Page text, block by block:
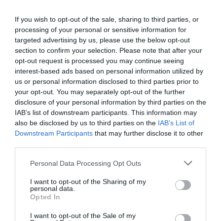
If you wish to opt-out of the sale, sharing to third parties, or
processing of your personal or sensitive information for
targeted advertising by us, please use the below opt-out
section to confirm your selection. Please note that after your
opt-out request is processed you may continue seeing
interest-based ads based on personal information utilized by
us or personal information disclosed to third parties prior to
your opt-out. You may separately opt-out of the further
disclosure of your personal information by third parties on the
IAB’s list of downstream participants. This information may
also be disclosed by us to third parties on the IAB’s List of
Downstream Participants that may further disclose it to other
Personal Data Processing Opt Outs
I want to opt-out of the Sharing of my
personal data.
Opted In
I want to opt-out of the Sale of my
equinácea, vitamina C, mentol, miel y limón), un
complemento alimenticio que combina la fórmula
clásica de 13 hierbas suizas con equinácea y vitamina C,
que contribuye al funcionamiento normal del sistema
inmunitario14 ; yRicola Max Garganta(con miel y
limón), caramelos que suavizan la garganta gracias al
mentol13 , con la combinación de las hierbas suizas
características de la marca, miel y zumo de limón.
Elaborados con ingredientes de origen natural, sin
colorantes artificiales ni potenciadores del sabor
rápido posicionamiento en el canal farmacia,
consolidando la presencia de Faes Farma en el mercado
OTC español.
Referencias